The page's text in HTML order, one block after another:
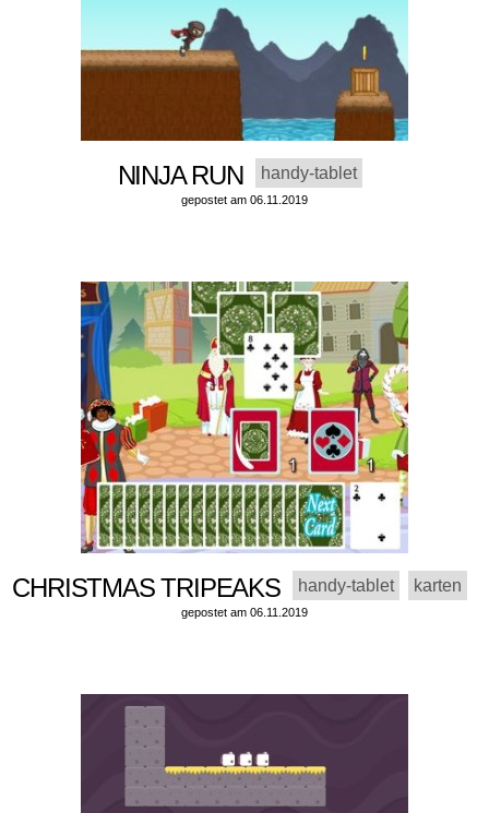
NINJA RUN handy-tablet
gepostet am 06.11.2019
CHRISTMAS TRIPEAKS handy-tablet karten
gepostet am 06.11.2019